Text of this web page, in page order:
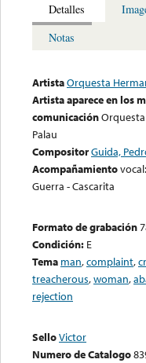
Detalles
Notas
ArtistaOrquesta
Artista aparece en los
comunicación
Palau
CompositorGuida,
Acompañamiento
Guerra - Cascarita
Formato de grabación
Condición: E
Tema man,complaint,
treacherous,woman,
rejection
SelloVictor
Numero de Catalogo